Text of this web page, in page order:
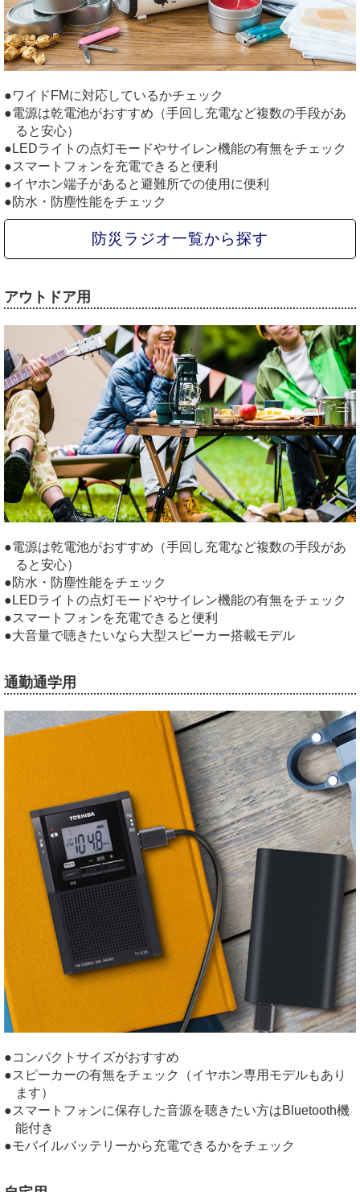
ワイドFMに対応しているかチェック
電源は乾電池がおすすめ（手回し充電など複数の手段があ
ると安心）
LEDライトの点灯モードやサイレン機能の有無をチェック
スマートフォンを充電できると便利
イヤホン端子があると避難所での使用に便利
防水・防塵性能をチェック
防災ラジオ一覧から探す
アウトドア用
電源は乾電池がおすすめ（手回し充電など複数の手段があ
ると安心）
防水・防塵性能をチェック
LEDライトの点灯モードやサイレン機能の有無をチェック
スマートフォンを充電できると便利
大音量で聴きたいなら大型スピーカー搭載モデル
通勤通学用
コンパクトサイズがおすすめ
スピーカーの有無をチェック（イヤホン専用モデルもあり
ます）
スマートフォンに保存した音源を聴きたい方はBluetooth機
能付き
モバイルバッテリーから充電できるかをチェック